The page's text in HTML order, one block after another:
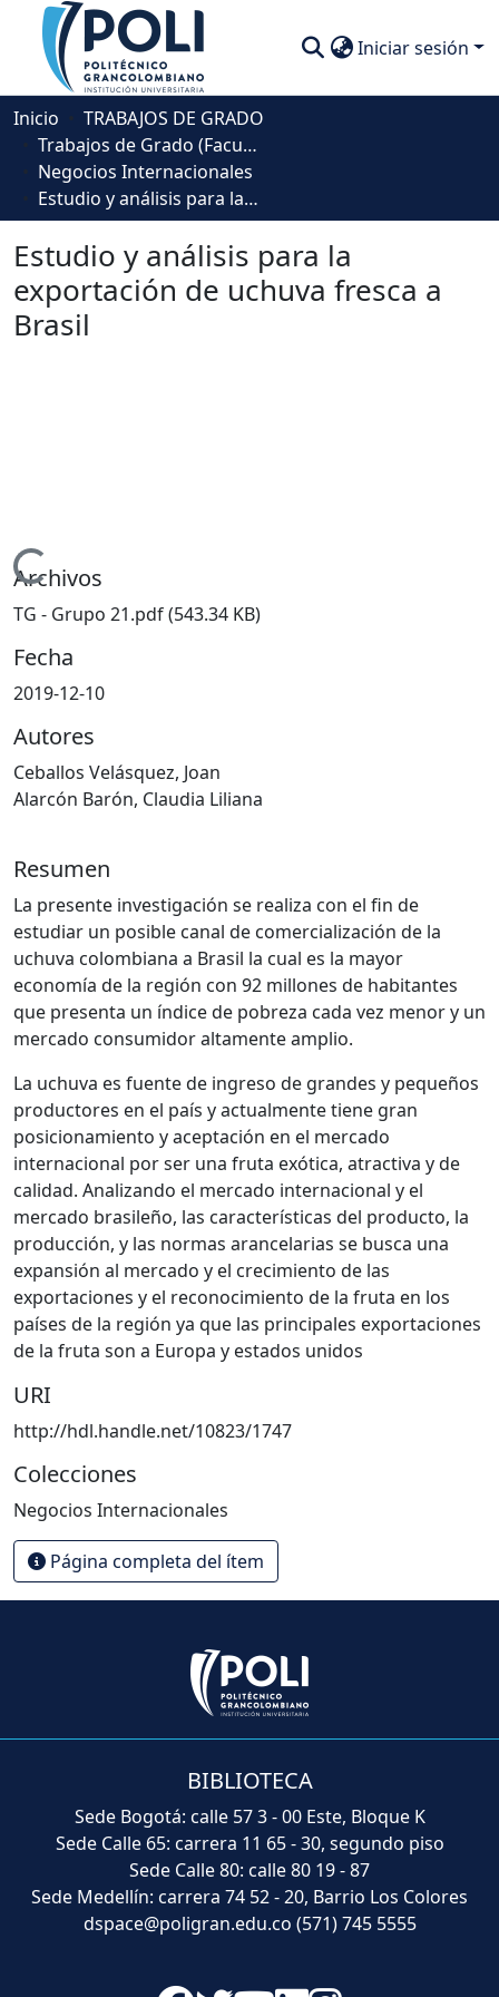
Iniciar sesión
Comunidades
Descubre
Estadísticas
Inicio
TRABAJOS DE GRADO
Trabajos de Grado (Facultad de Negocios, Gestión y Sostenibilidad)
Negocios Internacionales
Estudio y análisis para la exportación de uchuva fresca a Brasil
Estudio y análisis para la
exportación de uchuva fresca a
Brasil
Cargando...
Archivos
TG - Grupo 21.pdf(543.34 KB)
Fecha
2019-12-10
Autores
Ceballos Velásquez, Joan
Alarcón Barón, Claudia Liliana
Resumen
La presente investigación se realiza con el fin de
estudiar un posible canal de comercialización de la
uchuva colombiana a Brasil la cual es la mayor
economía de la región con 92 millones de habitantes
que presenta un índice de pobreza cada vez menor y un
mercado consumidor altamente amplio.
La uchuva es fuente de ingreso de grandes y pequeños
productores en el país y actualmente tiene gran
posicionamiento y aceptación en el mercado
internacional por ser una fruta exótica, atractiva y de
calidad. Analizando el mercado internacional y el
mercado brasileño, las características del producto, la
producción, y las normas arancelarias se busca una
expansión al mercado y el crecimiento de las
exportaciones y el reconocimiento de la fruta en los
países de la región ya que las principales exportaciones
de la fruta son a Europa y estados unidos
URI
http://hdl.handle.net/10823/1747
Colecciones
Negocios Internacionales
Página completa del ítem
BIBLIOTECA
Sede Bogotá: calle 57 3 - 00 Este, Bloque K
Sede Calle 65: carrera 11 65 - 30, segundo piso
Sede Calle 80: calle 80 19 - 87
Sede Medellín: carrera 74 52 - 20, Barrio Los Colores
dspace@poligran.edu.co (571) 745 5555